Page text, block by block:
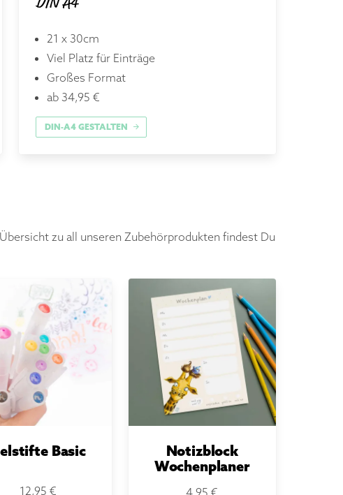
21 x 30cm
Viel Platz für Einträge
Großes Format
ab 34,95 €
DIN-A4 GESTALTEN
zu all unseren Zubehörprodukten findest Du
Notizblock
-20%
Notizblock
Lesehase